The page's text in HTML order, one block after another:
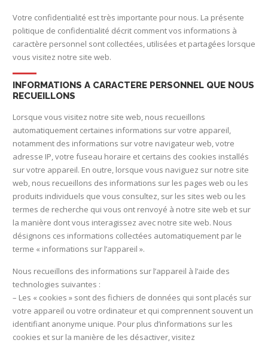
Votre confidentialité est très importante pour nous. La présente
politique de confidentialité décrit comment vos informations à
caractère personnel sont collectées, utilisées et partagées lorsque
vous visitez notre site web.
INFORMATIONS A CARACTERE PERSONNEL QUE NOUS
RECUEILLONS
Lorsque vous visitez notre site web, nous recueillons
automatiquement certaines informations sur votre appareil,
notamment des informations sur votre navigateur web, votre
adresse IP, votre fuseau horaire et certains des cookies installés
sur votre appareil. En outre, lorsque vous naviguez sur notre site
web, nous recueillons des informations sur les pages web ou les
produits individuels que vous consultez, sur les sites web ou les
termes de recherche qui vous ont renvoyé à notre site web et sur
la manière dont vous interagissez avec notre site web. Nous
désignons ces informations collectées automatiquement par le
terme « informations sur l’appareil ».
Nous recueillons des informations sur l’appareil à l’aide des
technologies suivantes :
– Les « cookies » sont des fichiers de données qui sont placés sur
votre appareil ou votre ordinateur et qui comprennent souvent un
identifiant anonyme unique. Pour plus d’informations sur les
cookies et sur la manière de les désactiver, visitez